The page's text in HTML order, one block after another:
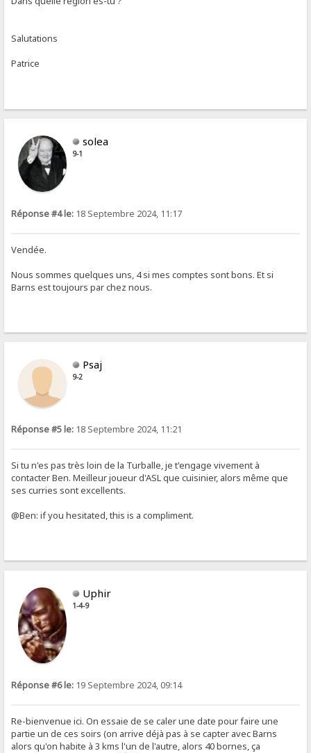
Salutations
Patrice
solea
9-1
Réponse #4 le: 18 Septembre 2024, 11:17
Vendée.
Nous sommes quelques uns, 4 si mes comptes sont bons. Et si
Barns est toujours par chez nous.
Psaj
9-2
Réponse #5 le: 18 Septembre 2024, 11:21
Si tu n'es pas très loin de la Turballe, je t'engage vivement à
contacter Ben. Meilleur joueur d'ASL que cuisinier, alors même que
ses curries sont excellents.
@Ben: if you hesitated, this is a compliment.
Uphir
1-4-9
Réponse #6 le: 19 Septembre 2024, 09:14
Re-bienvenue ici. On essaie de se caler une date pour faire une
partie un de ces soirs (on arrive déjà pas à se capter avec Barns
alors qu'on habite à 3 kms l'un de l'autre, alors 40 bornes, ça